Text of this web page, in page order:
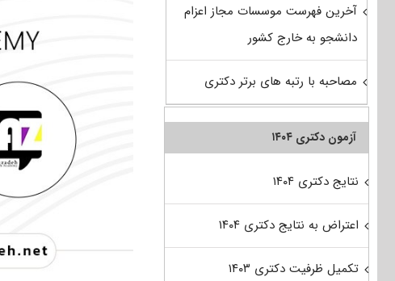
آخرین فهرست موسسات مجاز اعزام
دانشجو به خارج کشور
مصاحبه با رتبه های برتر دکتری
آزمون دکتری ۱۴۰۴
نتایج دکتری ۱۴۰۴
اعتراض به نتایج دکتری ۱۴۰۴
تکمیل ظرفیت دکتری ۱۴۰۳